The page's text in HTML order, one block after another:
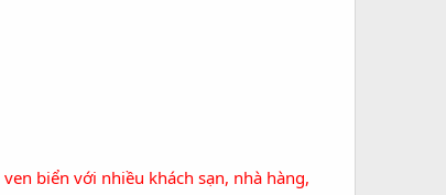
biển với nhiều khách sạn, nhà hàng,